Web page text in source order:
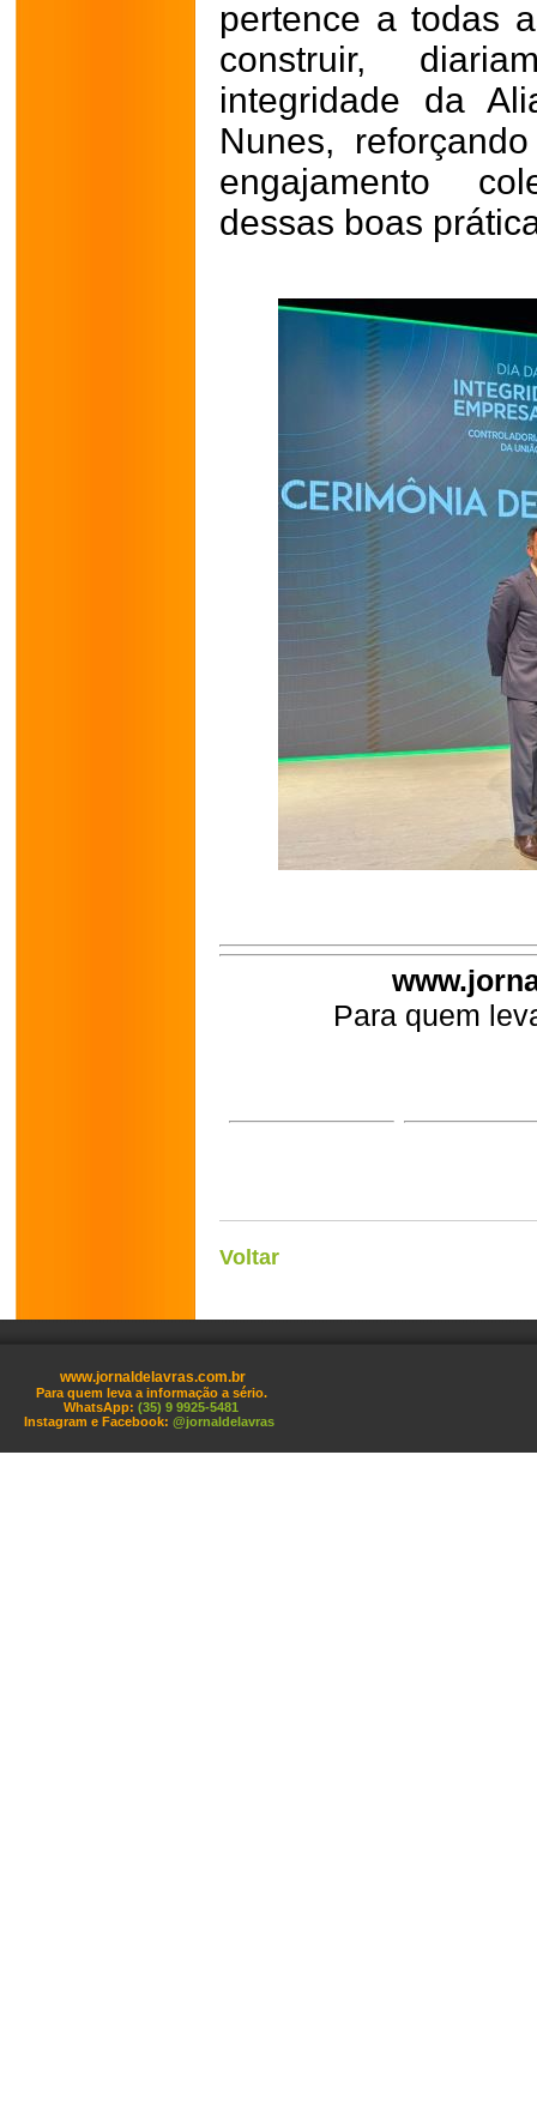
pertence a todas
construir,
integridade da
Nunes,
engajamento
dessas boas
Para quem
Voltar
www.jornaldelavras.com.br
Para quem leva a informação a sério.
WhatsApp: (35) 9 9925-5481
Instagram e Facebook: @jornaldelavras